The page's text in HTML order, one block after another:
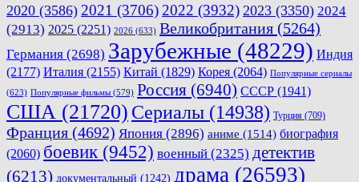
2020 (3586) 2021 (3706) 2022 (3932) 2023 (3350) 2024
(2913) 2025 (2251) 2026 (633) Великобритания (5264)
Германия (2698) Зарубежные (48229) Индия
(2177) Италия (2155) Китай (1829) Корея (2064) Популярные сериалы
(623) Популярные фильмы (579) Россия (6940) СССР (1941)
США (21720) Сериалы (14938) Турция (709)
Франция (4692) Япония (2896) аниме (1514) биография
(2060) боевик (9452) военный (2325) детектив
(6213) документальный (1242) драма (26593)